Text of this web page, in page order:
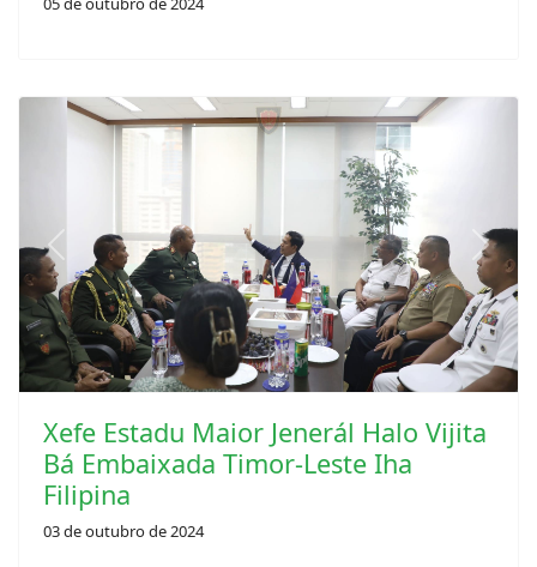
Previous Next
Xefe Estadu Maior Jenerál Halo Vijita
Bá Embaixada Timor-Leste Iha
Filipina